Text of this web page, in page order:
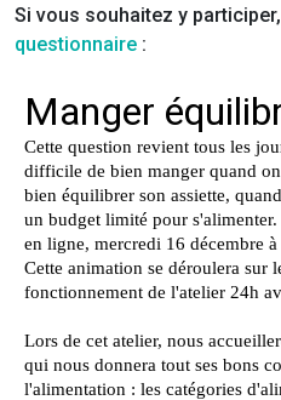
Si vous souhaitez y participer,
questionnaire :